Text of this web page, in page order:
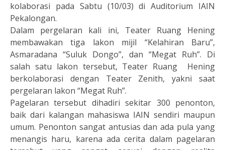
kolaborasi pada Sabtu (10/03) di Auditorium IAIN
Pekalongan.
Dalam pergelaran kali ini, Teater Ruang Hening
membawakan tiga lakon mijil “Kelahiran Baru”,
Asmaradana “Suluk Dongo”, dan “Megat Ruh”. Di
salah satu lakon tersebut, Teater Ruang Hening
berkolaborasi dengan Teater Zenith, yakni saat
pergelaran lakon “Megat Ruh”.
Pagelaran tersebut dihadiri sekitar 300 penonton,
baik dari kalangan mahasiswa IAIN sendiri maupun
umum. Penonton sangat antusias dan ada pula yang
menangis haru, karena ada cerita dalam pagelaran